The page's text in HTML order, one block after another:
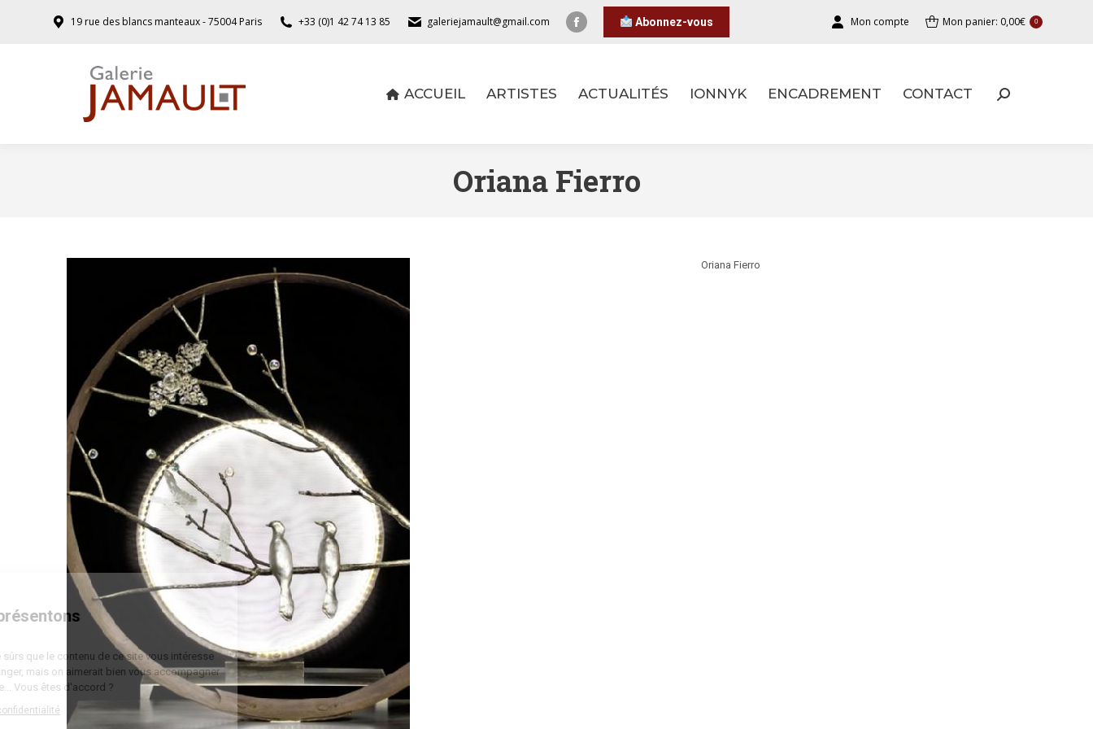
Nous vous présentons
On a attendu d'être sûrs que le contenu de ce site vous intéresse
avant de vous déranger, mais on aimerait bien vous accompagner
pendant votre visite... Vous êtes d'accord ?
Lire la politique de confidentialité
19 rue des blancs manteaux - 75004 Paris +33 (0)1 42 74 13 85 galeriejamault@gmail.com Abonnez-vous Mon compte Mon panier: 0,00€ 0
ACCUEIL ARTISTES ACTUALITÉS IONNYK ENCADREMENT CONTACT
Oriana Fierro
Oriana Fierro